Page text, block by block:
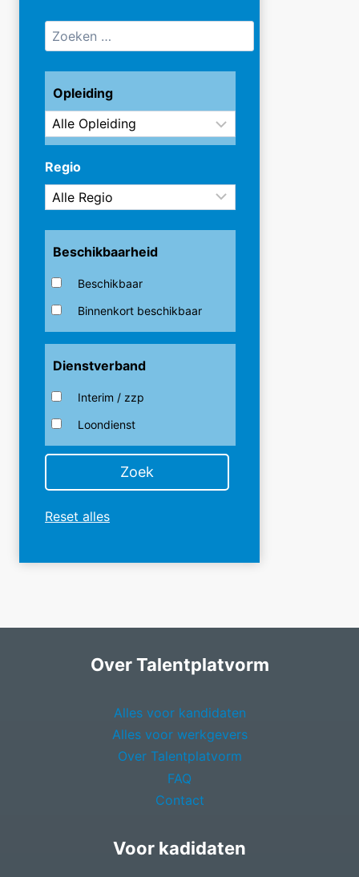
Opleiding
Regio
Beschikbaarheid
Beschikbaar
Binnenkort beschikbaar
Dienstverband
Interim / zzp
Loondienst
Reset alles
Over Talentplatvorm
Alles voor kandidaten
Alles voor werkgevers
Over Talentplatvorm
FAQ
Contact
Voor kadidaten